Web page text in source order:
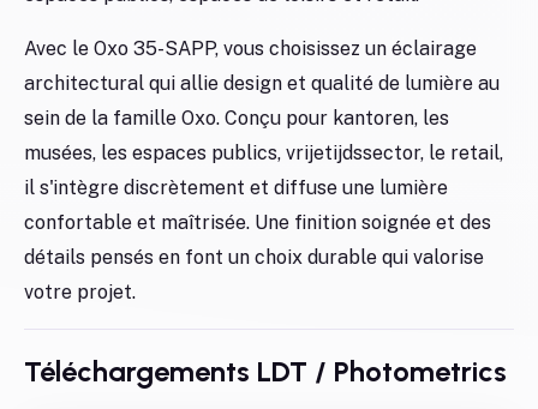
Avec le Oxo 35-SAPP, vous choisissez un éclairage
architectural qui allie design et qualité de lumière au
sein de la famille Oxo. Conçu pour kantoren, les
musées, les espaces publics, vrijetijdssector, le retail,
il s'intègre discrètement et diffuse une lumière
confortable et maîtrisée. Une finition soignée et des
détails pensés en font un choix durable qui valorise
votre projet.
Téléchargements LDT / Photometrics